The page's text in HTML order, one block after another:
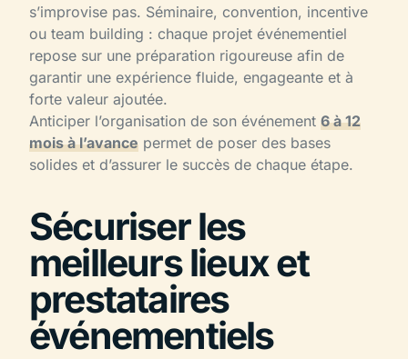
s’improvise pas. Séminaire, convention, incentive
ou team building : chaque projet événementiel
repose sur une préparation rigoureuse afin de
garantir une expérience fluide, engageante et à
forte valeur ajoutée.
Anticiper l’organisation de son événement 6 à 12
mois à l’avance permet de poser des bases
solides et d’assurer le succès de chaque étape.
Sécuriser les
meilleurs lieux et
prestataires
événementiels